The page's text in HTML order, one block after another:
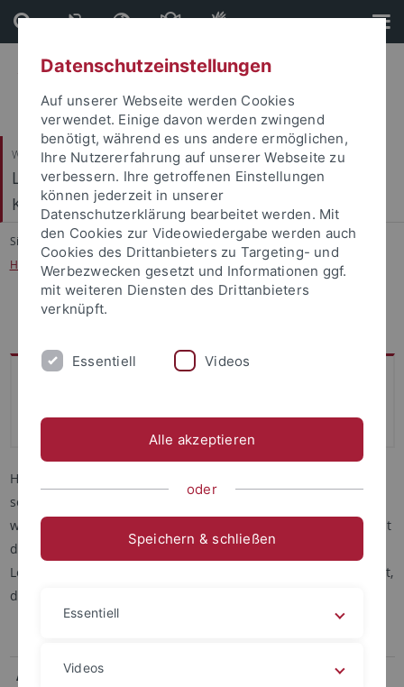
Direkt
zum
Inhalt
Direkt
zur
Fußleiste
Wirtschafts- und Sozialwissenschaftliche Fakultät
Ludwig-Uhland-Institut für Empirische
Kulturwissenschaft
Sie sind hier: Startseite
...
Handreichungen, Tutorials und Formulare A - Z
Handreichungen, Tutorials und Formulare A - Z
Formulare A - Z
Hausarbeiten schreiben, Interviews transkribieren, Literatur
sortieren und zitieren... all das und weiteres sind
wiederkehrende Aufgaben während des Studiums. Das LUI hat
dafür allerhand Vorgaben und Hilfestellungen in Form von
Leitfäden, Anleitungen, Video-Tutorials und Formularen erstellt,
die hier ganz einfach heruntergeladen werden können.
A
Anrechnungen von ECTS (Credits) für
Datenschutzeinstellungen
Auf unserer Webseite werden Cookies
verwendet. Einige davon werden zwingend
benötigt, während es uns andere ermöglichen,
Ihre Nutzererfahrung auf unserer Webseite zu
verbessern. Ihre getroffenen Einstellungen
können jederzeit in unserer
Datenschutzerklärung bearbeitet werden. Mit
den Cookies zur Videowiedergabe werden auch
Cookies des Drittanbieters zu Targeting- und
Werbezwecken gesetzt und Informationen ggf.
mit weiteren Diensten des Drittanbieters
verknüpft.
Essentiell Videos
Alle akzeptieren
oder
Speichern & schließen
Essentiell
Videos